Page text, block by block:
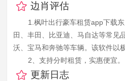
边肖评估
1.枫叶出行豪车租赁app下载
田、丰田、比亚迪、马自达等常见
沃、宝马和奔驰等车辆。该软件以
2、支持分时租赁，实惠便宜。
更新日志